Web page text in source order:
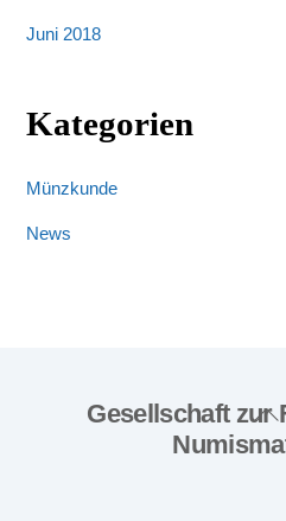
Juni 2018
Kategorien
Münzkunde
News
To
Gesellschaft zur